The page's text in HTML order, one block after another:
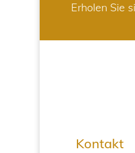
Erholen Sie
Kontakt